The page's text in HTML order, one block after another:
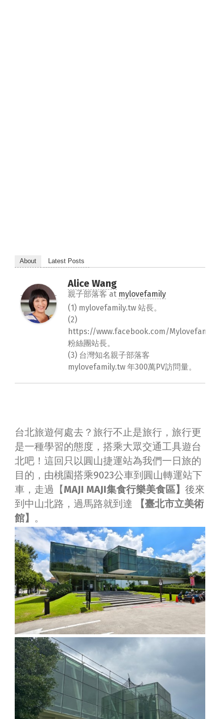
About Latest Posts
Alice Wang
親子部落客 at mylovefamily
(1) mylovefamily.tw 站長。
(2)
https://www.facebook.com/
粉絲團站長。
(3) 台灣知名親子部落客
mylovefamily.tw 年300萬PV訪問量。
台北旅遊何處去？旅行不止是旅行，旅行更
是一種學習的態度，搭乘大眾交通工具遊台
北吧！這回只以圓山捷運站為我們一日旅的
目的，由桃園搭乘9023公車到圓山轉運站下
車，走過【MAJI MAJI集食行樂美食區】 後來
到中山北路，過馬路就到達 【臺北市立美術
館】 。